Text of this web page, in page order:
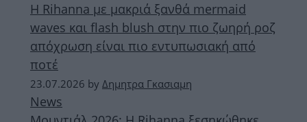
H Rihanna με μακριά ξανθά mermaid
waves και flash blush στην πιο ζωηρή ροζ
απόχρωση είναι πιο εντυπωσιακή από
ποτέ
23.07.2026 by Δημητρα Γκασιαμη
News